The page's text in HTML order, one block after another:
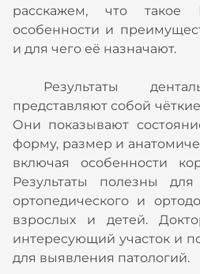
расскажем, что
особенности и
и для чего её назначают.
Результаты
представляют собой
Они показывают
форму, размер и
включая особенности
Результаты полезны
ортопедического и
взрослых и детей.
интересующий участок и
для выявления патологий.